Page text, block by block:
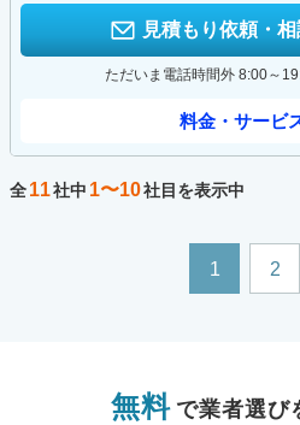
見積もり依頼・
ただいま電話時間外 8:00～
料金・サービ
全11社中 1〜10社目を表示中
1 2
無料 で業者選び